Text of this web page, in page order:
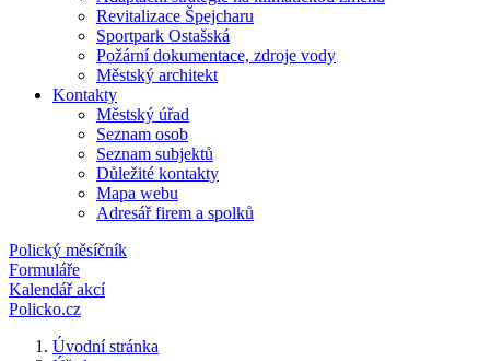
Revitalizace Špejcharu
Sportpark Ostašská
Požární dokumentace, zdroje vody
Městský architekt
Kontakty
Městský úřad
Seznam osob
Seznam subjektů
Důležité kontakty
Mapa webu
Adresář firem a spolků
Polický měsíčník
Formuláře
Kalendář akcí
Policko.cz
Úvodní stránka